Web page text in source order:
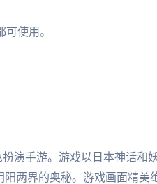
使用。
演手游。游戏以日本神话和
两界的奥秘。游戏画面精美